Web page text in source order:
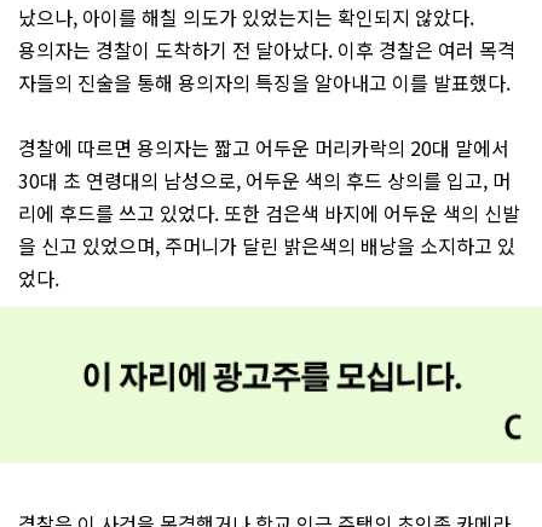
났으나, 아이를 해칠 의도가 있었는지는 확인되지 않았다.
용의자는 경찰이 도착하기 전 달아났다. 이후 경찰은 여러 목격
자들의 진술을 통해 용의자의 특징을 알아내고 이를 발표했다.
경찰에 따르면 용의자는 짧고 어두운 머리카락의 20대 말에서
30대 초 연령대의 남성으로, 어두운 색의 후드 상의를 입고, 머
리에 후드를 쓰고 있었다. 또한 검은색 바지에 어두운 색의 신발
을 신고 있었으며, 주머니가 달린 밝은색의 배낭을 소지하고 있
었다.